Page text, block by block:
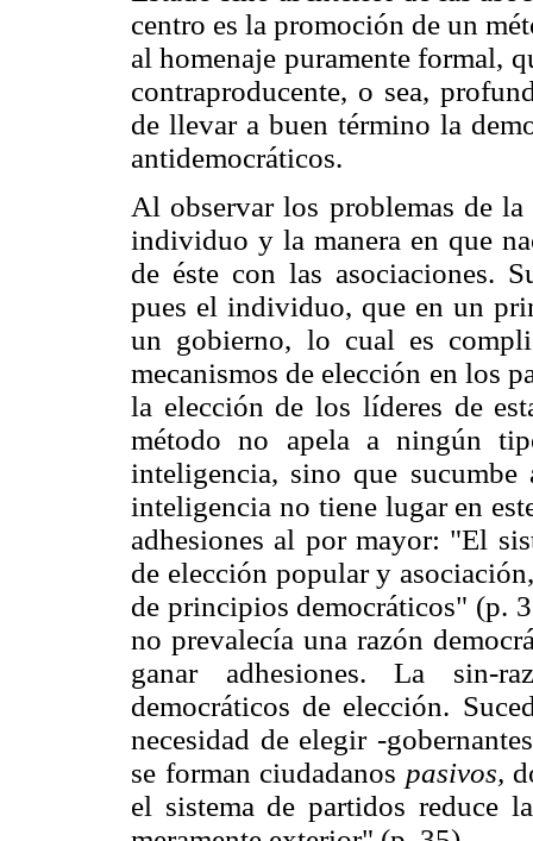
centro es la promoción de un
al homenaje puramente formal,
contraproducente, o sea,
de llevar a buen término la
antidemocráticos.
Al observar los problemas de
individuo y la manera en que
de éste con las asociaciones.
pues el individuo, que en un
un gobierno, lo cual es
mecanismos de elección en los
la elección de los líderes de
método no apela a ningún
inteligencia, sino que
inteligencia no tiene lugar en
adhesiones al por mayor: "El
de elección popular y
de principios democráticos" (p.
no prevalecía una razón
ganar adhesiones. La sin-
democráticos de elección.
necesidad de elegir -
se forman ciudadanos pasivos,
el sistema de partidos reduce